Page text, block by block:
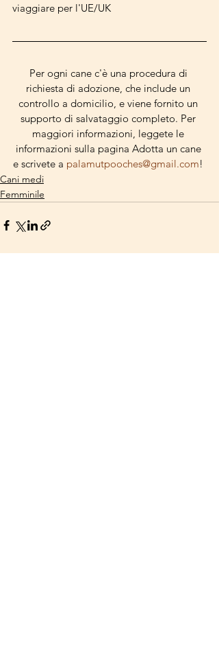
viaggiare per l'UE/UK
Per ogni cane c'è una procedura di
richiesta di adozione, che include un
controllo a domicilio, e viene fornito un
supporto di salvataggio completo. Per
maggiori informazioni, leggete le
informazioni sulla pagina Adotta un cane
e scrivete a palamutpooches@gmail.com!
Cani medi
Femminile